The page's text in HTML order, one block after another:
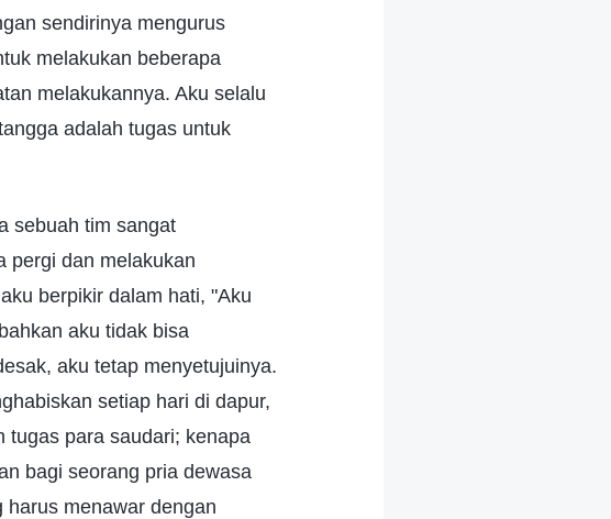
sendirinya mengurus
melakukan beberapa
melakukannya. Aku selalu
adalah tugas untuk
sebuah tim sangat
pergi dan melakukan
berpikir dalam hati, "Aku
aku tidak bisa
aku tetap menyetujuinya.
setiap hari di dapur,
tugas para saudari; kenapa
bagi seorang pria dewasa
menawar dengan